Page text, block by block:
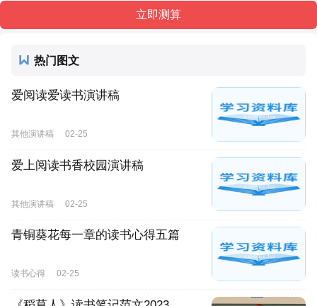
热门图文
爱阅读爱读书演讲稿
其他演讲稿 02-25
爱上阅读书香校园演讲稿
其他演讲稿 02-25
青铜葵花每一章的读书心得五篇
读书心得 02-25